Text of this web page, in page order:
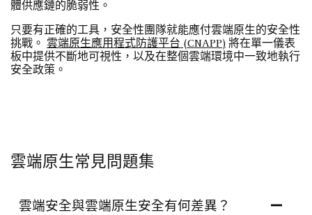
體供應鏈的脆弱性。
只要有正確的工具，安全性團隊就能應付雲端原生的安全性
挑戰。 雲端原生應用程式防護平台 (CNAPP) 將在單一儀表
板中提供不斷地可視性，以及在整個雲端環境中一致地執行
安全政策。
雲端原生常見問題集
雲端安全與雲端原生安全有何差異？